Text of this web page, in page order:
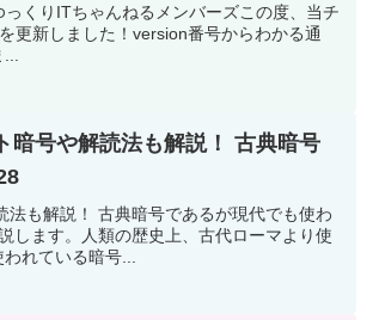
くりITちゃんねるメンバーズこの度、当チ
更新しました！version番号からわかる通
暗号や解読法も解説！ 古典暗号
法も解説！ 古典暗号であるが現代でも使わ
します。人類の歴史上、古代ローマより使
れている暗号...